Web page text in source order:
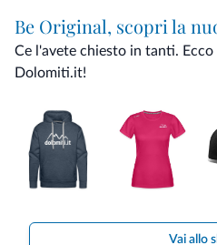
Be Original, scopri la
Ce l'avete chiesto in tanti.
Dolomiti.it!
Vai allo